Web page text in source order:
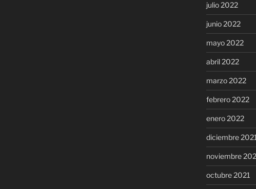
julio 2022
junio 2022
mayo 2022
abril 2022
marzo 2022
febrero 2022
enero 2022
diciembre 2021
noviembre
octubre 2021